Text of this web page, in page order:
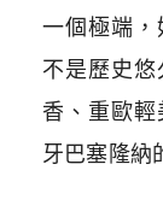
一個極端，
不是歷史
香、重歐
牙巴塞隆納